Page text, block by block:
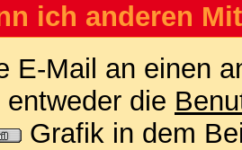
ich anderen
E-Mail an einen
die
Grafik in dem